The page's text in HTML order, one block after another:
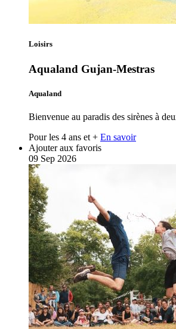
Loisirs
Aqualand Gujan-Mestras
Aqualand
Bienvenue au paradis des sirènes à
Pour les 4 ans et + En savoir
Ajouter aux favoris
09 Sep 2026